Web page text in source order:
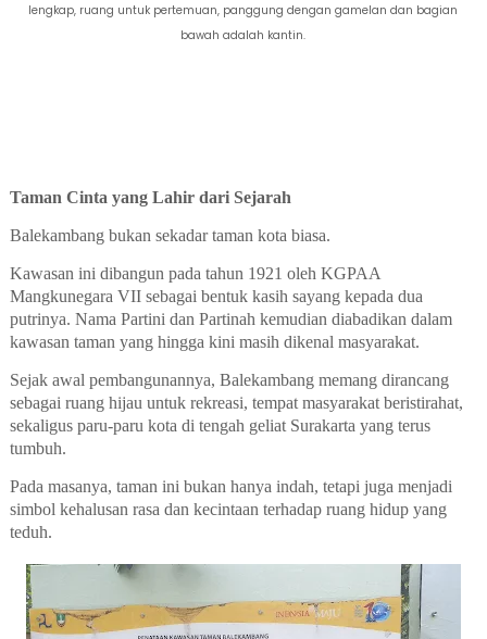
lengkap, ruang untuk pertemuan, panggung dengan gamelan dan bagian
bawah adalah kantin.
Taman Cinta yang Lahir dari Sejarah
Balekambang bukan sekadar taman kota biasa.
Kawasan ini dibangun pada tahun 1921 oleh KGPAA
Mangkunegara VII sebagai bentuk kasih sayang kepada dua
putrinya. Nama Partini dan Partinah kemudian diabadikan dalam
kawasan taman yang hingga kini masih dikenal masyarakat.
Sejak awal pembangunannya, Balekambang memang dirancang
sebagai ruang hijau untuk rekreasi, tempat masyarakat beristirahat,
sekaligus paru-paru kota di tengah geliat Surakarta yang terus
tumbuh.
Pada masanya, taman ini bukan hanya indah, tetapi juga menjadi
simbol kehalusan rasa dan kecintaan terhadap ruang hidup yang
teduh.